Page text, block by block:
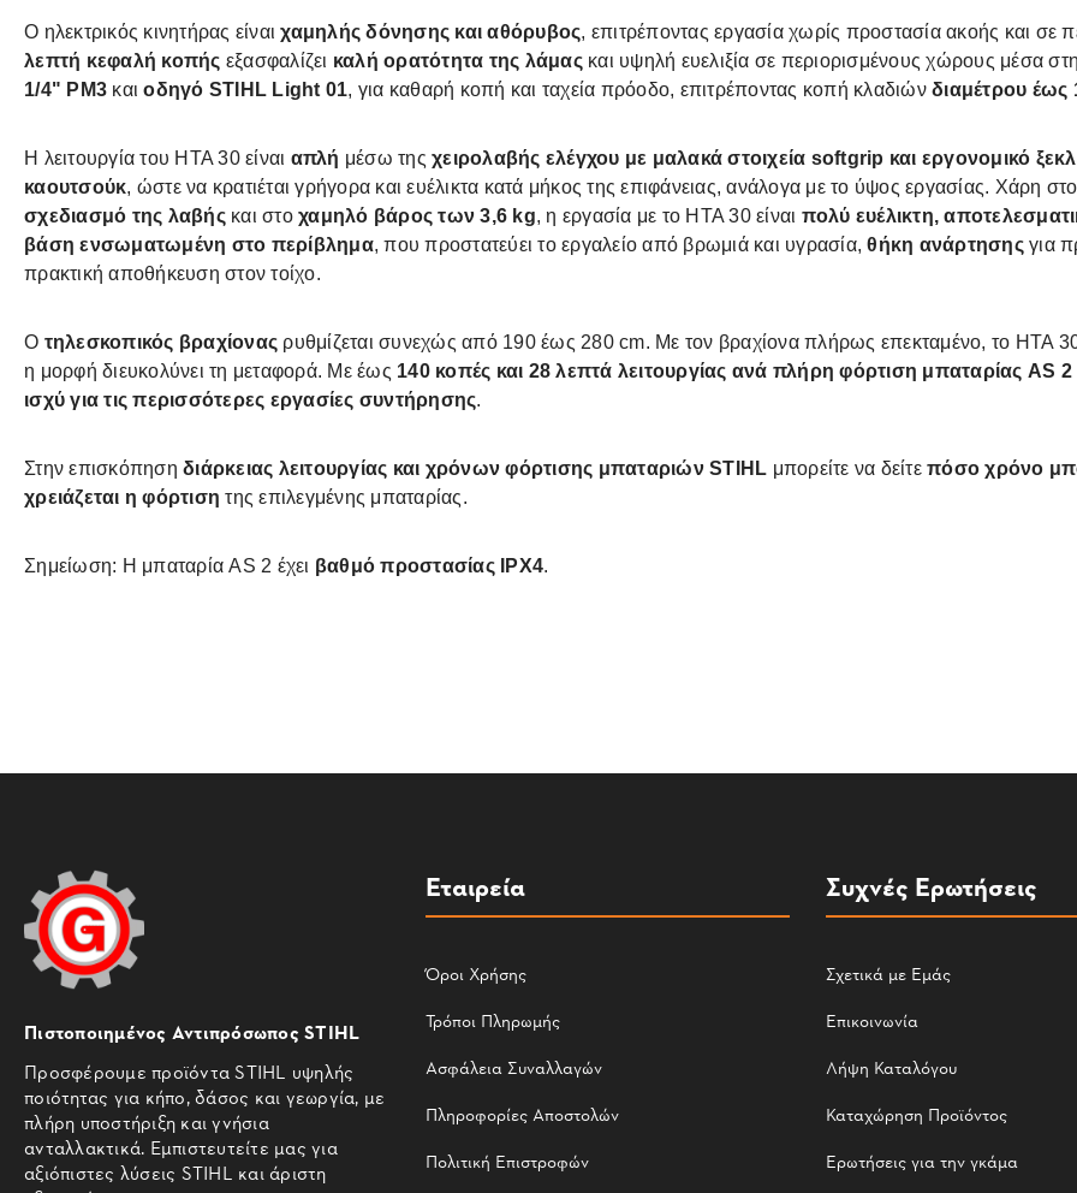
Ο ηλεκτρικός κινητήρας είναι χαμηλής δόνησης και αθόρυβος, επιτρέποντας εργασία χωρίς προστασία ακοής και σε
λεπτή κεφαλή κοπής εξασφαλίζει καλή ορατότητα της λάμας και υψηλή ευελιξία σε περιορισμένους χώρους μέσα
1/4" PM3 και οδηγό STIHL Light 01, για καθαρή κοπή και ταχεία πρόοδο, επιτρέποντας κοπή κλαδιών διαμέτρου έως
Η λειτουργία του HTA 30 είναι απλή μέσω της χειρολαβής ελέγχου με μαλακά στοιχεία softgrip και εργονομικό
καουτσούκ, ώστε να κρατιέται γρήγορα και ευέλικτα κατά μήκος της επιφάνειας, ανάλογα με το ύψος εργασίας. Χάρη στο
σχεδιασμό της λαβής και στο χαμηλό βάρος των 3,6 kg, η εργασία με το HTA 30 είναι πολύ ευέλικτη,
βάση ενσωματωμένη στο περίβλημα, που προστατεύει το εργαλείο από βρωμιά και υγρασία, θήκη ανάρτησης για
πρακτική αποθήκευση στον τοίχο.
Ο τηλεσκοπικός βραχίονας ρυθμίζεται συνεχώς από 190 έως 280 cm. Με τον βραχίονα πλήρως επεκταμένο, το HTA 30
η μορφή διευκολύνει τη μεταφορά. Με έως 140 κοπές και 28 λεπτά λειτουργίας ανά πλήρη φόρτιση μπαταρίας AS 2
ισχύ για τις περισσότερες εργασίες συντήρησης.
Στην επισκόπηση διάρκειας λειτουργίας και χρόνων φόρτισης μπαταριών STIHL μπορείτε να δείτε πόσο χρόνο
χρειάζεται η φόρτιση της επιλεγμένης μπαταρίας.
Σημείωση: Η μπαταρία AS 2 έχει βαθμό προστασίας IPX4.
Πιστοποιημένος Αντιπρόσωπος STIHL
Προσφέρουμε προϊόντα STIHL υψηλής
ποιότητας για κήπο, δάσος και γεωργία, με
πλήρη υποστήριξη και γνήσια
ανταλλακτικά. Εμπιστευτείτε μας για
αξιόπιστες λύσεις STIHL και άριστη
Εταιρεία
Όροι Χρήσης
Τρόποι Πληρωμής
Ασφάλεια Συναλλαγών
Πληροφορίες Αποστολών
Πολιτική Επιστροφών
Συχνές Ερωτήσεις
Σχετικά με Εμάς
Επικοινωνία
Λήψη Καταλόγου
Καταχώρηση Προϊόντος
Ερωτήσεις για την γκάμα